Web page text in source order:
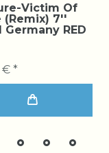
Victim Of
(Remix) 7''
Germany RED
€ *